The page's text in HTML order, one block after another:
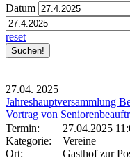
Datum
reset
27.04. 2025
Jahreshauptversammlung
Vortrag von
Termin:
27.04.2025
Kategorie:
Vereine
Ort:
Gasthof zur